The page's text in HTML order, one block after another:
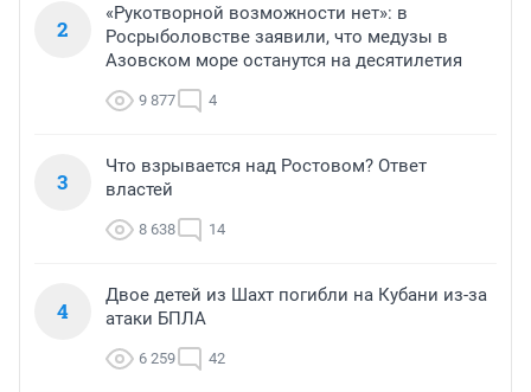
2
«Рукотворной возможности нет»: в
Росрыболовстве заявили, что медузы в
Азовском море останутся на десятилетия
9 877 4
3
Что взрывается над Ростовом? Ответ
властей
8 638 14
4
Двое детей из Шахт погибли на Кубани из-за
атаки БПЛА
6 259 42